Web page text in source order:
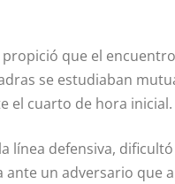
que el
se estudiaban
el cuarto de hora inicial.
línea defensiva,
un adversario que